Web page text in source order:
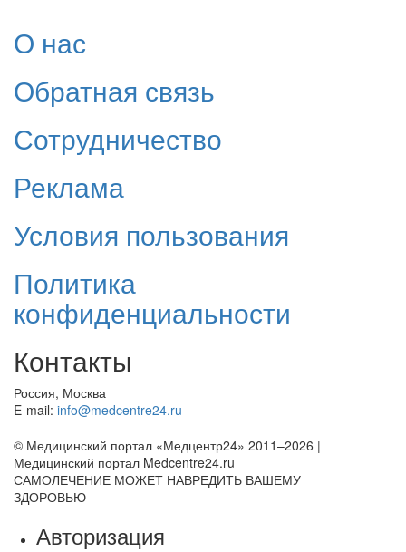
О нас
Обратная связь
Сотрудничество
Реклама
Условия пользования
Политика
конфиденциальности
Контакты
Россия, Москва
E-mail: info@medcentre24.ru
© Медицинский портал «Медцентр24» 2011–2026 |
Медицинский портал Medcentre24.ru
САМОЛЕЧЕНИЕ МОЖЕТ НАВРЕДИТЬ ВАШЕМУ
ЗДОРОВЬЮ
Авторизация